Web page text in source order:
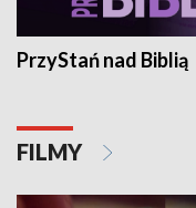
PrzyStań nad Biblią
FILMY